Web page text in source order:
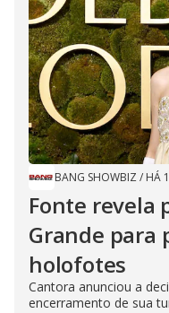
BANG SHOWBIZ / HÁ
Fonte revela
Grande para
holofotes
Cantora anunciou a
encerramento de sua